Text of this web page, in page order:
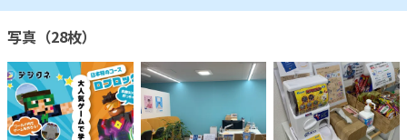
写真（28枚）